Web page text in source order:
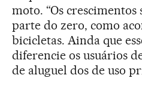
moto. “Os crescimentos
parte do zero, como
bicicletas. Ainda que
diferencie os usuários
de aluguel dos de uso